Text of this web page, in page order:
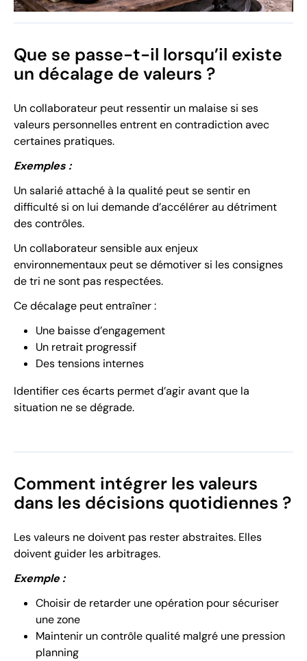
Que se passe-t-il lorsqu’il existe
un décalage de valeurs ?
Un collaborateur peut ressentir un malaise si ses
valeurs personnelles entrent en contradiction avec
certaines pratiques.
Exemples :
Un salarié attaché à la qualité peut se sentir en
difficulté si on lui demande d’accélérer au détriment
des contrôles.
Un collaborateur sensible aux enjeux
environnementaux peut se démotiver si les consignes
de tri ne sont pas respectées.
Ce décalage peut entraîner :
Une baisse d’engagement
Un retrait progressif
Des tensions internes
Identifier ces écarts permet d’agir avant que la
situation ne se dégrade.
Comment intégrer les valeurs
dans les décisions quotidiennes ?
Les valeurs ne doivent pas rester abstraites. Elles
doivent guider les arbitrages.
Exemple :
Choisir de retarder une opération pour sécuriser
une zone
Maintenir un contrôle qualité malgré une pression
planning